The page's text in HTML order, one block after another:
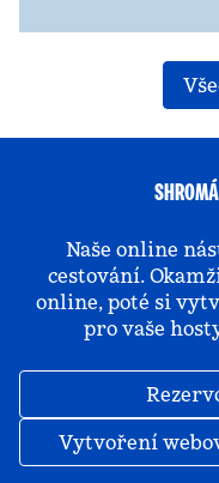
Naše online
cestování.
online, poté si
pro vaše
Vytvoření